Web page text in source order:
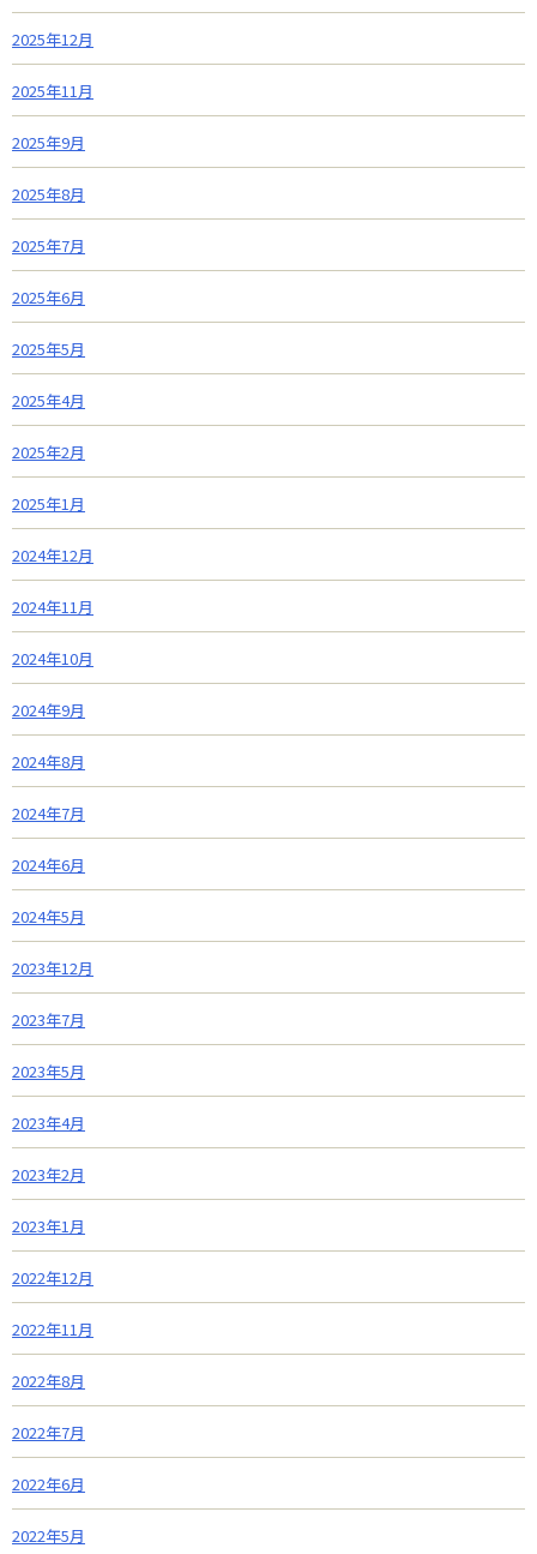
2025年12月
2025年11月
2025年9月
2025年8月
2025年7月
2025年6月
2025年5月
2025年4月
2025年2月
2025年1月
2024年12月
2024年11月
2024年10月
2024年9月
2024年8月
2024年7月
2024年6月
2024年5月
2023年12月
2023年7月
2023年5月
2023年4月
2023年2月
2023年1月
2022年12月
2022年11月
2022年8月
2022年7月
2022年6月
2022年5月